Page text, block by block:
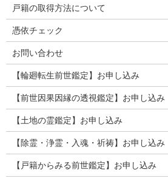
戸籍の取得方法について
憑依チェック
お問い合わせ
【輪廻転生前世鑑定】お申し込み
【前世因果因縁の透視鑑定】お申し込み
【土地の霊鑑定】お申し込み
【除霊・浄霊・入魂・祈祷】お申し込み
【戸籍からみる前世鑑定】お申し込み